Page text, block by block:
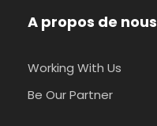
A propos de nous
Working With Us
Be Our Partner